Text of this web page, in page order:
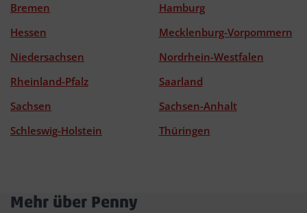
Bremen
Hamburg
Hessen
Mecklenburg-Vorpommern
Niedersachsen
Nordrhein-Westfalen
Rheinland-Pfalz
Saarland
Sachsen
Sachsen-Anhalt
Schleswig-Holstein
Thüringen
Mehr über Penny